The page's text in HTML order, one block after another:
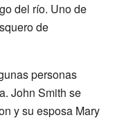
del río. Uno de
de
personas
John Smith se
y su esposa Mary